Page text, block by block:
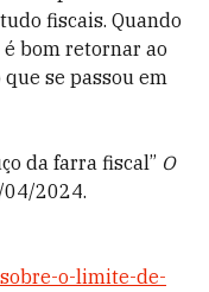
fiscais. Quando
bom retornar ao
se passou em
da farra fiscal” O
2024.
o-limite-de-